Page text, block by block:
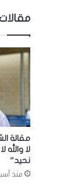
مقالة
لا والله
نحيد”
منذ